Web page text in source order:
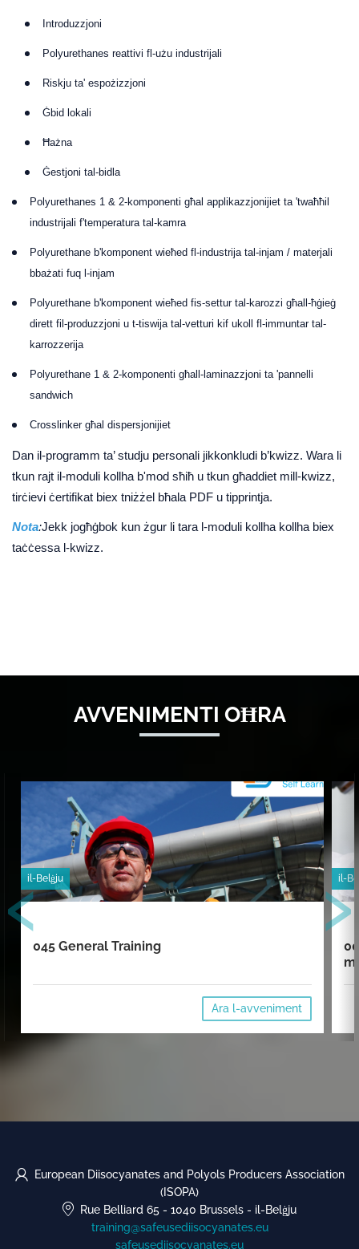
Introduzzjoni
Polyurethanes reattivi fl-użu industrijali
Riskju ta' espożizzjoni
Ġbid lokali
Ħażna
Ġestjoni tal-bidla
Polyurethanes 1 & 2-komponenti għal applikazzjonijiet ta 'twaħħil
industrijali f'temperatura tal-kamra
Polyurethane b'komponent wieħed fl-industrija tal-injam / materjali
bbażati fuq l-injam
Polyurethane b'komponent wieħed fis-settur tal-karozzi għall-ħġieġ
dirett fil-produzzjoni u t-tiswija tal-vetturi kif ukoll fl-immuntar tal-
karrozzerija
Polyurethane 1 & 2-komponenti għall-laminazzjoni ta 'pannelli
sandwich
Crosslinker għal dispersjonijiet
Dan il-programm ta’ studju personali jikkonkludi b’kwizz. Wara li
tkun rajt il-moduli kollha b'mod sħiħ u tkun għaddiet mill-kwizz,
tirċievi ċertifikat biex tniżżel bħala PDF u tipprintja.
Nota:Jekk jogħġbok kun żgur li tara l-moduli kollha kollha biex
taċċessa l-kwizz.
AVVENIMENTI OĦRA
il-Belġju
045 General Training
Ara l-avveniment
il-
‹ ›
European Diisocyanates and Polyols Producers Association
(ISOPA)
Rue Belliard 65 - 1040 Brussels - il-Belġju
training@safeusediisocyanates.eu
safeusediisocyanates.eu